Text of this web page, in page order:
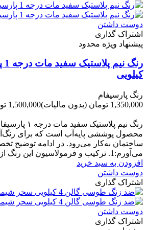
دوست داشتن
اشتراک گذاری
پیشنهاد ویژه محدود
کیلویی
رنگ پارسیفام
1,350,000 تومان
(بدون مالیات)1,500,000 تومان
محصول پوششی پایه‌آب است که برای
ساختمان به‌کار می‌رود. در ادامه توضیح
می‌آورم:1. ترکیب و فرمولاسیون این رنگ از...
افزودن به سبد خرید
دوست داشتن
اشتراک گذاری
دوست داشتن
اشتراک گذاری